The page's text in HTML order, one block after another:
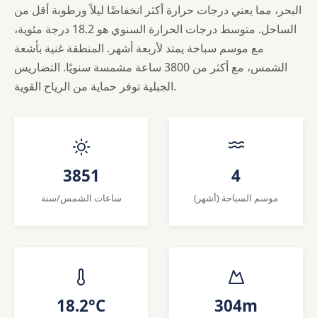
البحر، مما يعني درجات حرارة أكثر انخفاضًا ليلاً ورطوبة أقل من
الساحل. متوسط درجات الحرارة السنوي هو 18.2 درجة مئوية،
مع موسم سباحة يمتد لأربعة أشهر. المنطقة غنية بأشعة
الشمس، مع أكثر من 3800 ساعة مشمسة سنويًا. التضاريس
الجبلية توفر حماية من الرياح القوية.
3851
ساعات الشمس/سنة
4
موسم السباحة (أشهر)
18.2°C 304m